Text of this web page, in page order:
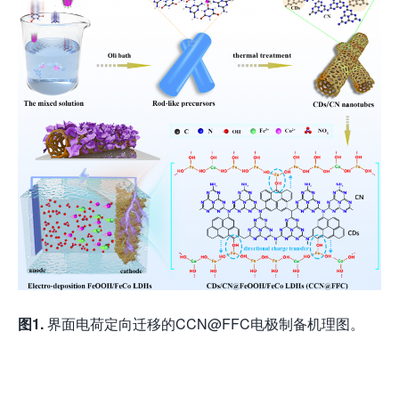
图1.界面电荷定向迁移的CCN@FFC电极制备机理图。